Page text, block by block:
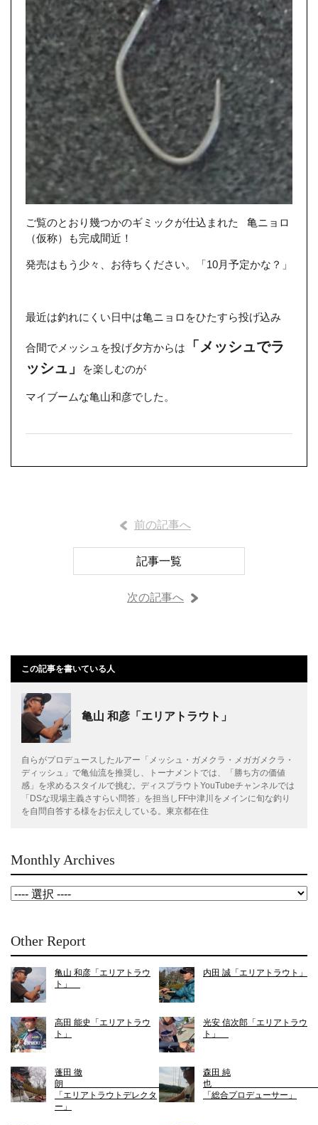
ご覧のとおり幾つかのギミックが仕込まれた 亀ニョロ
（仮称）も完成間近！
発売はもう少々、お待ちください。「10月予定かな？」
最近は釣れにくい日中は亀ニョロをひたすら投げ込み
合間でメッシュを投げ夕方からは
「メッシュでラ
ッシュ」
を楽しむのが
マイブームな亀山和彦でした。
前の記事へ
記事一覧
次の記事へ
この記事を書いている人
亀山 和彦「エリアトラウト」
自らがプロデュースしたルアー「メッシュ・ガメクラ・メガガメクラ・
ディッシュ」で亀仙流を推奨し、トーナメントでは、「勝ち方の価値
感」を求めるスタイルで挑む。ディスプラウトYouTubeチャンネルでは
「DSな現場主義さすらい問答」を担当しFF中津川をメインに旬な釣り
を自問自答する様をお伝えしている。東京都在住
Monthly Archives
Other Report
亀山 和彦「エリアトラウ
ト」
内田 誠「エリアトラウト」
高田 能史「エリアトラウ
ト」
光安 信次郎「エリアトラウ
ト」
蓬田 徹
朗
「エリアトラウトデレクタ
ー」
森田 純
「総合プロデューサー」